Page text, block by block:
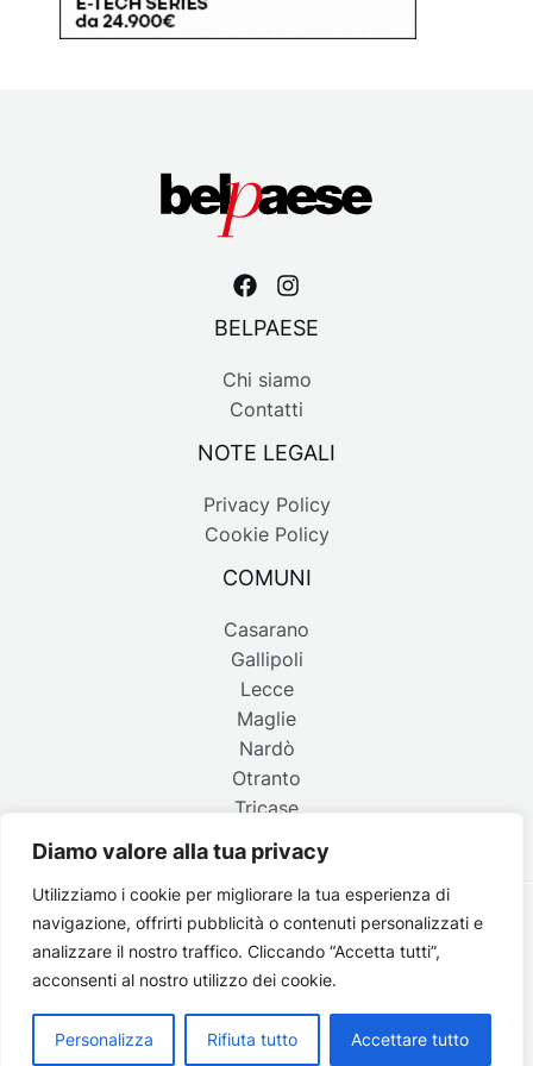
Diamo valore alla tua privacy
Utilizziamo i cookie per migliorare la tua esperienza di
navigazione, offrirti pubblicità o contenuti personalizzati e
analizzare il nostro traffico. Cliccando “Accetta tutti”,
acconsenti al nostro utilizzo dei cookie.
Personalizza Rifiuta tutto Accettare tutto
BELPAESE
Chi siamo
Contatti
NOTE LEGALI
Privacy Policy
Cookie Policy
COMUNI
Casarano
Gallipoli
Lecce
Maglie
Nardò
Otranto
Tricase
Copyright © 2026 Belpaese | Periodico d'informazione del
Salento - P.IVA 4637850753 - Testata registrata il 18 gennaio